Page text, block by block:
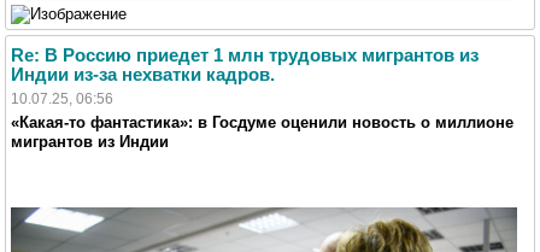
Re: В Россию приедет 1 млн трудовых мигрантов из
Индии из-за нехватки кадров.
10.07.25, 06:56
«Какая-то фантастика»: в Госдуме оценили новость о миллионе
мигрантов из Индии